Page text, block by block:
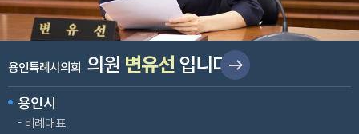
용인특례시의회 의원 변유선 입니다
용인시
비례대표